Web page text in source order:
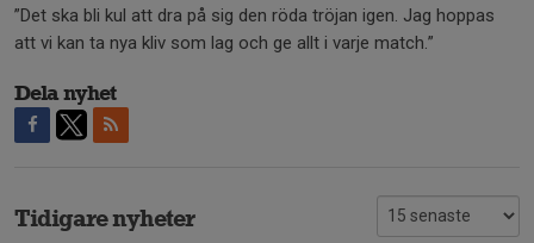
”Det ska bli kul att dra på sig den röda tröjan igen. Jag hoppas
att vi kan ta nya kliv som lag och ge allt i varje match.”
Dela nyhet
Tidigare nyheter